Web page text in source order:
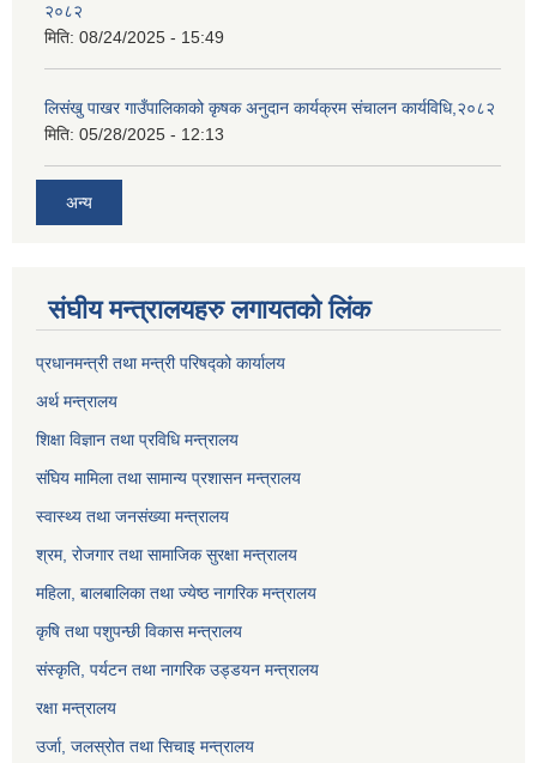
२०८२
मिति: 08/24/2025 - 15:49
लिसंखु पाखर गाउँपालिकाको कृषक अनुदान कार्यक्रम संचालन कार्यविधि,२०८२
मिति: 05/28/2025 - 12:13
अन्य
संघीय मन्त्रालयहरु लगायतको लिंक
प्रधानमन्त्री तथा मन्त्री परिषद्को कार्यालय
अर्थ मन्त्रालय
शिक्षा विज्ञान तथा प्रविधि मन्त्रालय
संघिय मामिला तथा सामान्य प्रशासन मन्त्रालय
स्वास्थ्य तथा जनसंख्या मन्त्रालय
श्रम, रोजगार तथा सामाजिक सुरक्षा मन्त्रालय
महिला, बालबालिका तथा ज्येष्ठ नागरिक मन्त्रालय
कृषि तथा पशुपन्छी विकास मन्त्रालय
संस्कृति, पर्यटन तथा नागरिक उड्डयन मन्त्रालय
रक्षा मन्त्रालय
उर्जा, जलस्रोत तथा सिचाइ मन्त्रालय